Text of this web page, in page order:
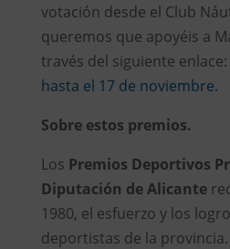
votación desde el Club
queremos que apoyéis a
través del siguiente enlace:
hasta el 17 de noviembre.
Sobre estos premios.
Los Premios Deportivos
Diputación de Alicante
1980, el esfuerzo y los
deportistas de la